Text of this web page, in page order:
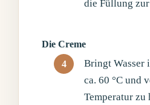
die Füllung zur
Die Creme
Bringt Wasser
ca. 60 °C und
Temperatur zu